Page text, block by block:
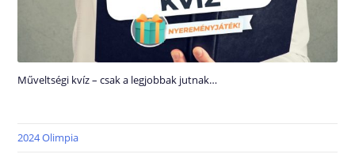
Műveltségi kvíz – csak a legjobbak jutnak…
2024 Olimpia